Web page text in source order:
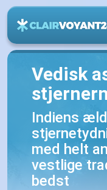
Vedisk
Indiens
med helt
vestlige
bedst